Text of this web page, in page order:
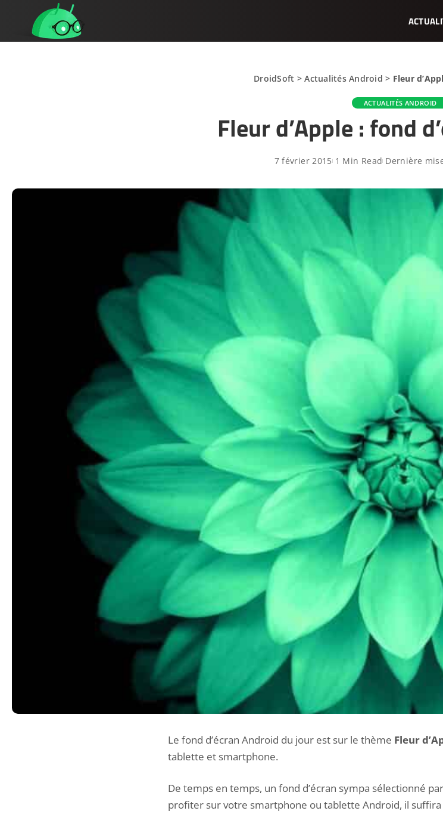
DroidSoft >Actualités Android > Fleur
ACTUALITÉS ANDROID
Fleur d’Apple : fond
7 février 2015 1 Min Read Dernière
Le fond d’écran Android du jour est sur le thème Fleur
tablette et smartphone.
De temps en temps, un fond d’écran sympa sélectionné
profiter sur votre smartphone ou tablette Android, il suffira